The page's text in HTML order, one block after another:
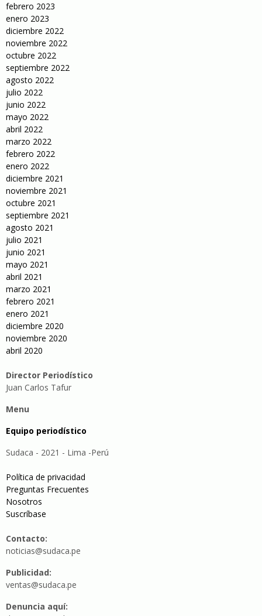
febrero 2023
enero 2023
diciembre 2022
noviembre 2022
octubre 2022
septiembre 2022
agosto 2022
julio 2022
junio 2022
mayo 2022
abril 2022
marzo 2022
febrero 2022
enero 2022
diciembre 2021
noviembre 2021
octubre 2021
septiembre 2021
agosto 2021
julio 2021
junio 2021
mayo 2021
abril 2021
marzo 2021
febrero 2021
enero 2021
diciembre 2020
noviembre 2020
abril 2020
Director Periodístico
Juan Carlos Tafur
Menu
Equipo periodístico
Sudaca - 2021 - Lima -Perú
Política de privacidad
Preguntas Frecuentes
Nosotros
Suscríbase
Contacto:
noticias@sudaca.pe
Publicidad:
ventas@sudaca.pe
Denuncia aquí: